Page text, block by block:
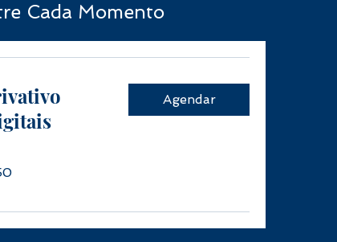
Cada Momento
Agendar